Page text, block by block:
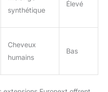
synthétique
Élevé
Cheveux
humains
Bas